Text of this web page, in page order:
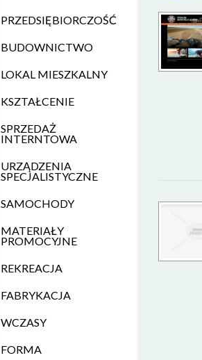
PRZEDSIĘBIORCZOŚĆ
BUDOWNICTWO
LOKAL MIESZKALNY
KSZTAŁCENIE
SPRZEDAŻ
INTERNTOWA
URZĄDZENIA
SPECJALISTYCZNE
SAMOCHODY
MATERIAŁY
PROMOCYJNE
REKREACJA
FABRYKACJA
WCZASY
FORMA